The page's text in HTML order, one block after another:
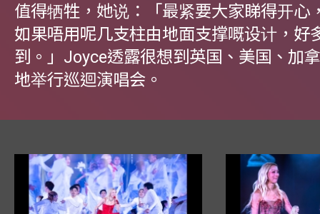
值得牺牲，她说：「最紧要大家睇得开心
如果唔用呢几支柱由地面支撑嘅设计，好
到。」Joyce透露很想到英国、美国、加
地举行巡迴演唱会。